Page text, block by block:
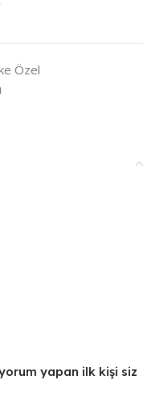
Özel
yapan ilk kişi siz